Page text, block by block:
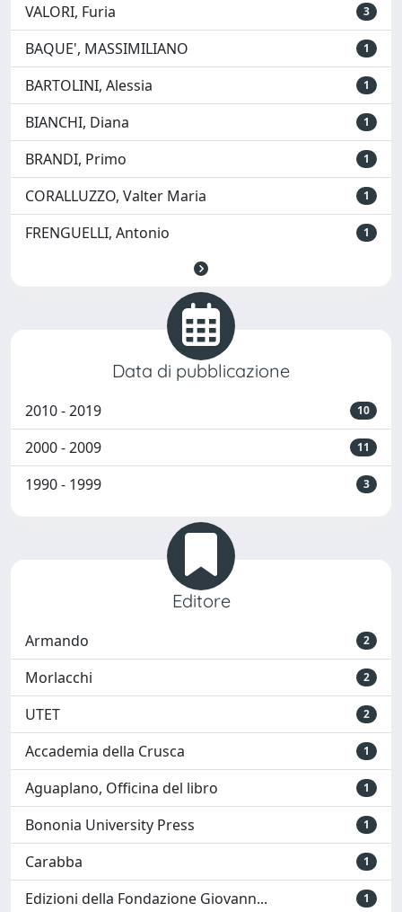
VALORI, Furia 3
BAQUE', MASSIMILIANO 1
BARTOLINI, Alessia 1
BIANCHI, Diana 1
BRANDI, Primo 1
CORALLUZZO, Valter Maria 1
FRENGUELLI, Antonio 1
Data di pubblicazione
2010 - 2019 10
2000 - 2009 11
1990 - 1999 3
Editore
Armando 2
Morlacchi 2
UTET 2
Accademia della Crusca 1
Aguaplano, Officina del libro 1
Bononia University Press 1
Carabba 1
Edizioni della Fondazione Giovann... 1